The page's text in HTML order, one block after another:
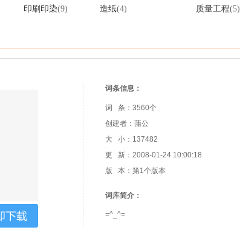
印刷印染(9) 造纸(4) 质量工程(5)
词条信息：
词 条：3560个
创建者：蒲公
大 小：137482
更 新：2008-01-24 10:00:18
版 本：第1个版本
词库简介：
=^_^=